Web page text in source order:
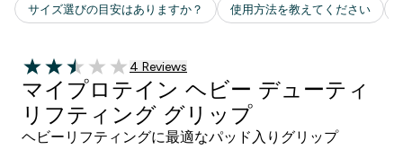
2.5 out of 5 stars
4 ＋件の口コミ
4 Reviews
マイプロテイン ヘビー デューティ
リフティング グリップ
ヘビーリフティングに最適なパッド入りグリップ